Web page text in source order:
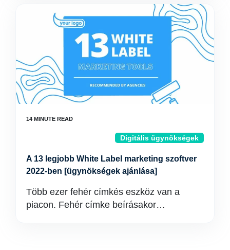
Digitális ügynökségek
A 13 legjobb White Label marketing szoftver
2022-ben [ügynökségek ajánlása]
Több ezer fehér címkés eszköz van a
piacon. Fehér címke beírásakor…